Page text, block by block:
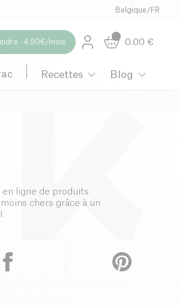
Belgique /FR
· 4.90€/mois 0.00 €
Recettes Blog
en ligne de produits
chers grâce à un